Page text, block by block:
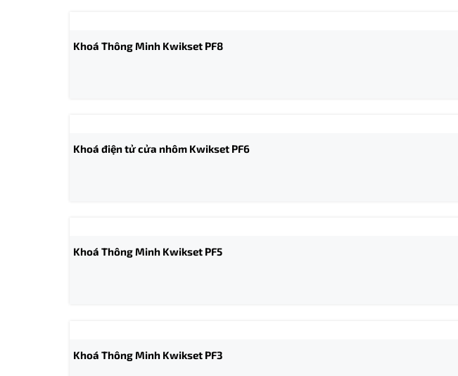
Khoá Thông Minh Kwikset PF8
Khoá điện tử cửa nhôm Kwikset PF6
Khoá Thông Minh Kwikset PF5
Khoá Thông Minh Kwikset PF3